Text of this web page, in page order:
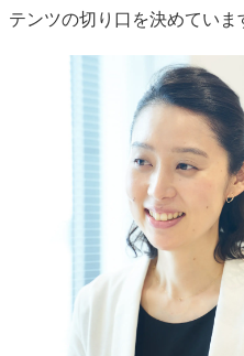
テンツの切り口を決めていま